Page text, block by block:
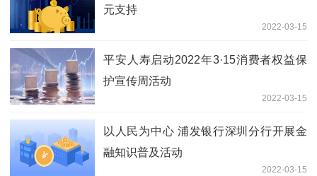
元支持
2022-03-15
平安人寿启动2022年3·15消费者权益保
护宣传周活动
2022-03-15
以人民为中心 浦发银行深圳分行开展金
融知识普及活动
2022-03-15